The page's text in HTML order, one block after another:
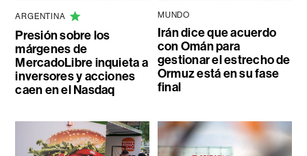
ARGENTINA
Presión sobre los
márgenes de
MercadoLibre inquieta a
inversores y acciones
caen en el Nasdaq
MUNDO
Irán dice que acuerdo
con Omán para
gestionar el estrecho de
Ormuz está en su fase
final